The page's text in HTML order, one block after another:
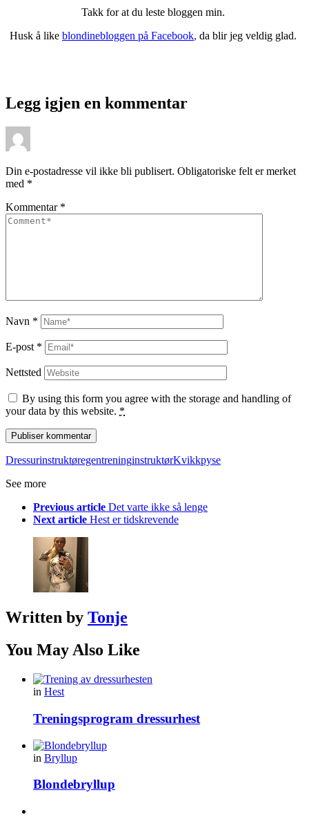
Takk for at du leste bloggen min.
Husk å like blondinebloggen på Facebook, da blir jeg veldig glad.
Legg igjen en kommentar
Din e-postadresse vil ikke bli publisert. Obligatoriske felt er merket
med *
Kommentar *
Navn *
E-post *
Nettsted
By using this form you agree with the storage and handling of
your data by this website. *
DressurinstruktøregentreninginstruktørKvikkpyse
See more
Previous article Det varte ikke så lenge
Next article Hest er tidskrevende
Written by Tonje
You May Also Like
in Hest
Treningsprogram dressurhest
in Bryllup
Blondebryllup